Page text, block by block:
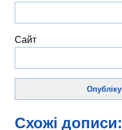
Сайт
Схожі дописи: